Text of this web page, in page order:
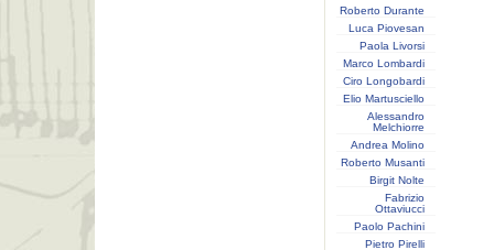
Roberto Durante
Luca Piovesan
Paola Livorsi
Marco Lombardi
Ciro Longobardi
Elio Martusciello
Alessandro
Melchiorre
Andrea Molino
Roberto Musanti
Birgit Nolte
Fabrizio
Ottaviucci
Paolo Pachini
Pietro Pirelli